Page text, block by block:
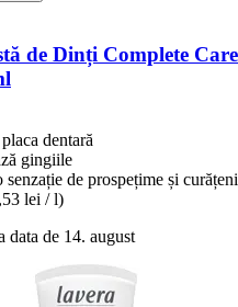
de Dinți Complete
dentară
gingiile
senzație de prospețime și
lei / l)
data de 14. august